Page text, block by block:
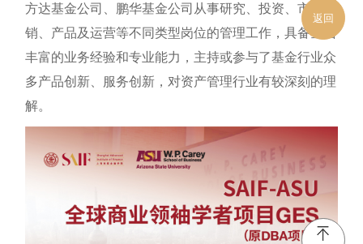
方达基金公司、鹏华基金公司从事研究、投资、市场营
销、产品及运营等不同类型岗位的管理工作，具备全面
丰富的业务经验和专业能力，主持或参与了基金行业众
多产品创新、服务创新，对资产管理行业有较深刻的理
解。
返回